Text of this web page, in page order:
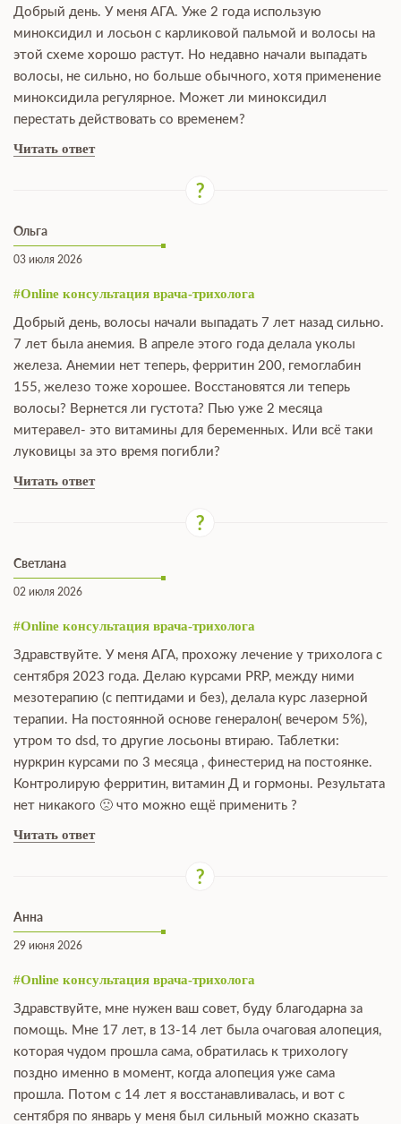
Добрый день. У меня АГА. Уже 2 года использую
миноксидил и лосьон с карликовой пальмой и волосы на
этой схеме хорошо растут. Но недавно начали выпадать
волосы, не сильно, но больше обычного, хотя применение
миноксидила регулярное. Может ли миноксидил
перестать действовать со временем?
Читать ответ
Ольга
03 июля 2026
#Online консультация врача-трихолога
Добрый день, волосы начали выпадать 7 лет назад сильно.
7 лет была анемия. В апреле этого года делала уколы
железа. Анемии нет теперь, ферритин 200, гемоглабин
155, железо тоже хорошее. Восстановятся ли теперь
волосы? Вернется ли густота? Пью уже 2 месяца
митеравел- это витамины для беременных. Или всё таки
луковицы за это время погибли?
Читать ответ
Светлана
02 июля 2026
#Online консультация врача-трихолога
Здравствуйте. У меня АГА, прохожу лечение у трихолога с
сентября 2023 года. Делаю курсами PRP, между ними
мезотерапию (с пептидами и без), делала курс лазерной
терапии. На постоянной основе генералон( вечером 5%),
утром то dsd, то другие лосьоны втираю. Таблетки:
нуркрин курсами по 3 месяца , финестерид на постоянке.
Контролирую ферритин, витамин Д и гормоны. Результата
нет никакого 🙁 что можно ещё применить ?
Читать ответ
Анна
29 июня 2026
#Online консультация врача-трихолога
Здравствуйте, мне нужен ваш совет, буду благодарна за
помощь. Мне 17 лет, в 13-14 лет была очаговая алопеция,
которая чудом прошла сама, обратилась к трихологу
поздно именно в момент, когда алопеция уже сама
прошла. Потом с 14 лет я восстанавливалась, и вот с
сентября по январь у меня был сильный можно сказать